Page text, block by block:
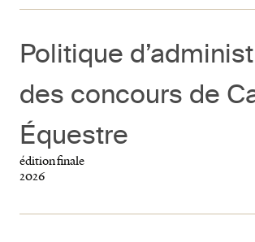
Politique
des concours de
Équestre
édition finale
2026